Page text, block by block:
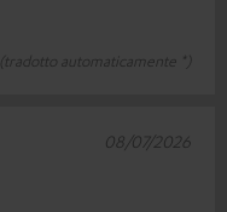
(tradotto automaticamente *)
08/07/2026